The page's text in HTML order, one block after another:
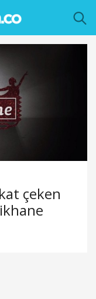
çeken